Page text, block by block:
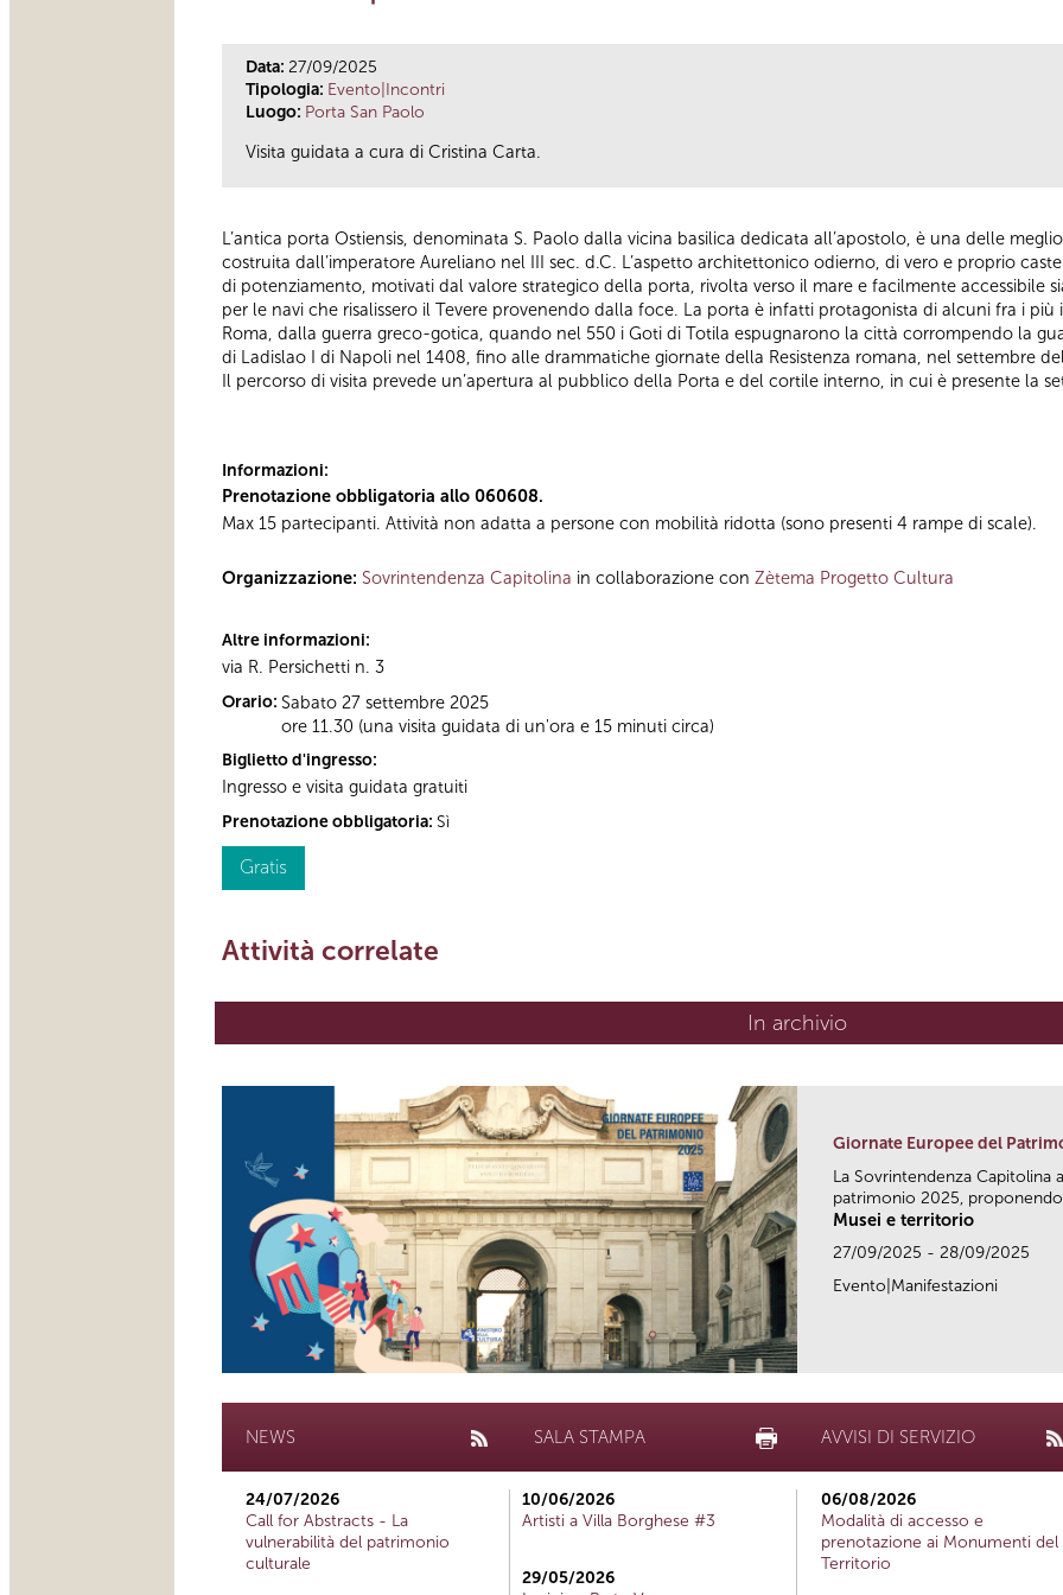
Data: 27/09/2025
Tipologia: Evento|Incontri
Luogo: Porta San Paolo
Visita guidata a cura di Cristina Carta.
L’antica porta Ostiensis, denominata S. Paolo dalla vicina basilica dedicata all’apostolo, è una delle
costruita dall’imperatore Aureliano nel III sec. d.C. L’aspetto architettonico odierno, di vero e proprio
di potenziamento, motivati dal valore strategico della porta, rivolta verso il mare e facilmente accessibile
per le navi che risalissero il Tevere provenendo dalla foce. La porta è infatti protagonista di alcuni fra i
Roma, dalla guerra greco-gotica, quando nel 550 i Goti di Totila espugnarono la città corrompendo la
di Ladislao I di Napoli nel 1408, fino alle drammatiche giornate della Resistenza romana, nel settembre
Il percorso di visita prevede un’apertura al pubblico della Porta e del cortile interno, in cui è presente la
Informazioni:
Prenotazione obbligatoria allo 060608.
Max 15 partecipanti. Attività non adatta a persone con mobilità ridotta (sono presenti 4 rampe di scale).
Organizzazione: Sovrintendenza Capitolina in collaborazione con Zètema Progetto Cultura
Altre informazioni:
via R. Persichetti n. 3
Orario: Sabato 27 settembre 2025
ore 11.30 (una visita guidata di un'ora e 15 minuti circa)
Biglietto d'ingresso:
Ingresso e visita guidata gratuiti
Prenotazione obbligatoria: Sì
Gratis
Attività correlate
In archivio
Giornate Europee del
La Sovrintendenza Capitolina
patrimonio 2025, proponendo
Musei e territorio
27/09/2025 - 28/09/2025
Evento|Manifestazioni
NEWS
24/07/2026
Call for Abstracts - La
vulnerabilità del patrimonio
culturale
SALA STAMPA
10/06/2026
Artisti a Villa Borghese #3
29/05/2026
AVVISI DI SERVIZIO
06/08/2026
Modalità di accesso e
prenotazione ai Monumenti del
Territorio